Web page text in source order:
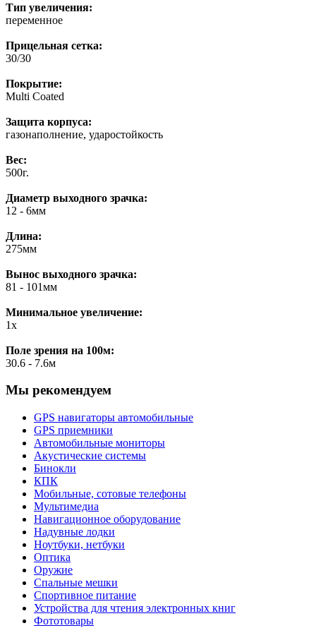
Тип увеличения:
переменное
Прицельная сетка:
30/30
Покрытие:
Multi Coated
Защита корпуса:
газонаполнение, ударостойкость
Вес:
500г.
Диаметр выходного зрачка:
12 - 6мм
Длина:
275мм
Вынос выходного зрачка:
81 - 101мм
Минимальное увеличение:
1x
Поле зрения на 100м:
30.6 - 7.6м
Мы рекомендуем
GPS навигаторы автомобильные
GPS приемники
Автомобильные мониторы
Акустические системы
Бинокли
КПК
Мобильные, сотовые телефоны
Мультимедиа
Навигационное оборудование
Надувные лодки
Ноутбуки, нетбуки
Оптика
Оружие
Спальные мешки
Спортивное питание
Устройства для чтения электронных книг
Фототовары